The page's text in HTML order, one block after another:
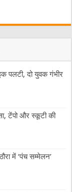
पलटी, दो युवक गंभीर
टेंपो और स्कूटी की
में ‘पंच सम्मेलन’